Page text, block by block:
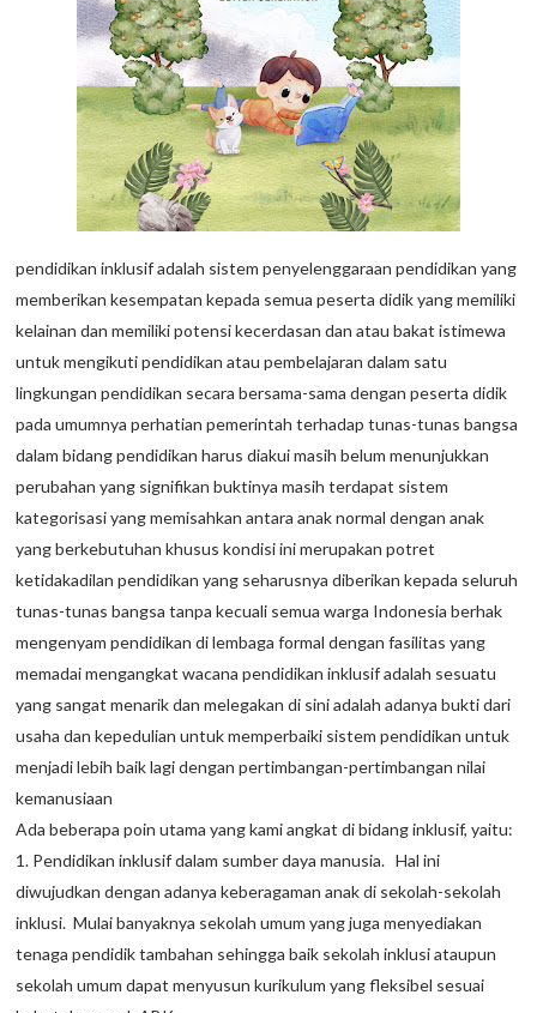
pendidikan inklusif adalah sistem penyelenggaraan pendidikan yang
memberikan kesempatan kepada semua peserta didik yang memiliki
kelainan dan memiliki potensi kecerdasan dan atau bakat istimewa
untuk mengikuti pendidikan atau pembelajaran dalam satu
lingkungan pendidikan secara bersama-sama dengan peserta didik
pada umumnya perhatian pemerintah terhadap tunas-tunas bangsa
dalam bidang pendidikan harus diakui masih belum menunjukkan
perubahan yang signifikan buktinya masih terdapat sistem
kategorisasi yang memisahkan antara anak normal dengan anak
yang berkebutuhan khusus kondisi ini merupakan potret
ketidakadilan pendidikan yang seharusnya diberikan kepada seluruh
tunas-tunas bangsa tanpa kecuali semua warga Indonesia berhak
mengenyam pendidikan di lembaga formal dengan fasilitas yang
memadai mengangkat wacana pendidikan inklusif adalah sesuatu
yang sangat menarik dan melegakan di sini adalah adanya bukti dari
usaha dan kepedulian untuk memperbaiki sistem pendidikan untuk
menjadi lebih baik lagi dengan pertimbangan-pertimbangan nilai
kemanusiaan
Ada beberapa poin utama yang kami angkat di bidang inklusif, yaitu:
1. Pendidikan inklusif dalam sumber daya manusia. Hal ini
diwujudkan dengan adanya keberagaman anak di sekolah-sekolah
inklusi. Mulai banyaknya sekolah umum yang juga menyediakan
tenaga pendidik tambahan sehingga baik sekolah inklusi ataupun
sekolah umum dapat menyusun kurikulum yang fleksibel sesuai